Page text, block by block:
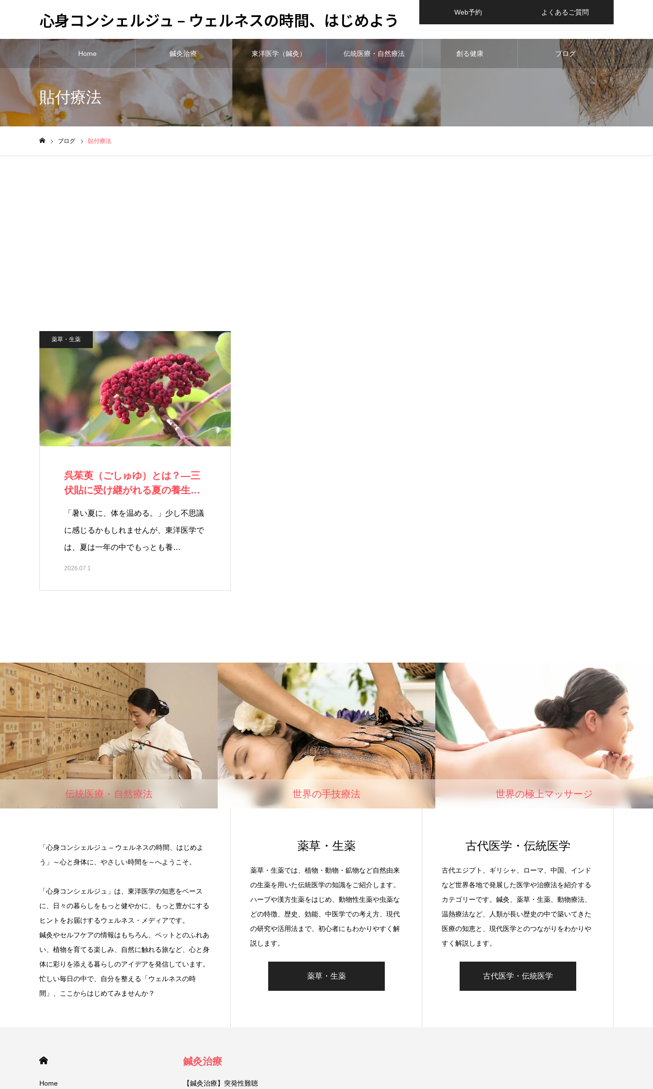
心身コンシェルジュ – ウェルネスの時間、はじめよう Web予約 よくあるご質問
Home 鍼灸治療 東洋医学（鍼灸） 伝統医療・自然療法 創る健康 ブログ
貼付療法
ブログ 貼付療法
薬草・生薬
呉茱萸（ごしゅゆ）とは？―三
伏貼に受け継がれる夏の養生と
「暑い夏に、体を温める。」少し不思議
に感じるかもしれませんが、東洋医学で
は、夏は一年の中でもっとも養…
2026.07.1
伝統医療・自然療法 世界の手技療法 世界の極上マッサージ
「心身コンシェルジュ – ウェルネスの時間、はじめよ
う」～心と身体に、やさしい時間を～へようこそ。
「心身コンシェルジュ」は、東洋医学の知恵をベース
に、日々の暮らしをもっと健やかに、もっと豊かにする
ヒントをお届けするウェルネス・メディアです。
鍼灸やセルフケアの情報はもちろん、ペットとのふれあ
い、植物を育てる楽しみ、自然に触れる旅など、心と身
体に彩りを添える暮らしのアイデアを発信しています。
忙しい毎日の中で、自分を整える「ウェルネスの時
間」、ここからはじめてみませんか？
薬草・生薬
薬草・生薬では、植物・動物・鉱物など自然由来
の生薬を用いた伝統医学の知識をご紹介します。
ハーブや漢方生薬をはじめ、動物性生薬や虫薬な
どの特徴、歴史、効能、中医学での考え方、現代
の研究や活用法まで、初心者にもわかりやすく解
説します。
薬草・生薬
古代医学・伝統医学
古代エジプト、ギリシャ、ローマ、中国、インド
など世界各地で発展した医学や治療法を紹介する
カテゴリーです。鍼灸、薬草・生薬、動物療法、
温熱療法など、人類が長い歴史の中で築いてきた
医療の知恵と、現代医学とのつながりをわかりや
すく解説します。
古代医学・伝統医学
Home
鍼灸治療
【鍼灸治療】突発性難聴